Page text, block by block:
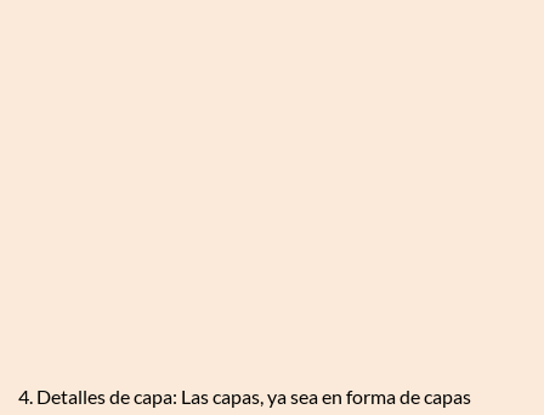
4. Detalles de capa: Las capas, ya sea en forma de capas